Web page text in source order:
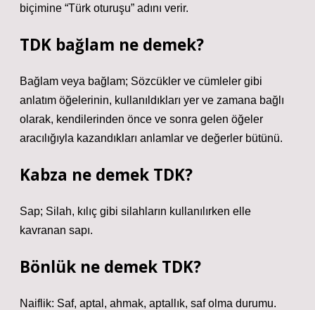
biçimine “Türk oturuşu” adını verir.
TDK bağlam ne demek?
Bağlam veya bağlam; Sözcükler ve cümleler gibi
anlatım öğelerinin, kullanıldıkları yer ve zamana bağlı
olarak, kendilerinden önce ve sonra gelen öğeler
aracılığıyla kazandıkları anlamlar ve değerler bütünü.
Kabza ne demek TDK?
Sap; Silah, kılıç gibi silahların kullanılırken elle
kavranan sapı.
Bönlük ne demek TDK?
Naiflik: Saf, aptal, ahmak, aptallık, saf olma durumu.